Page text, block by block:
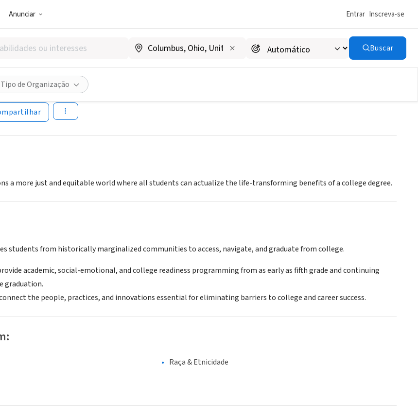
Anunciar Entrar Inscreva-se
Buscar
Tipo de Organização
a more just and equitable world where all students can actualize the life-transforming benefits of a college degree.
students from historically marginalized communities to access, navigate, and graduate from college.
academic, social-emotional, and college readiness programming from as early as fifth grade and continuing
graduation.
the people, practices, and innovations essential for eliminating barriers to college and career success.
Raça & Etnicidade